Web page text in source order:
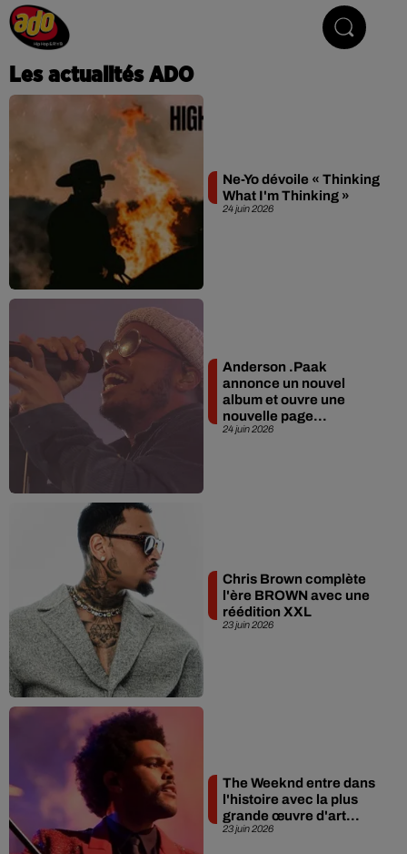
Les actualités ADO
24 juin 2026
Ne-Yo dévoile « Thinking
What I'm Thinking »
24 juin 2026
Anderson .Paak
annonce un nouvel
album et ouvre une
nouvelle page...
23 juin 2026
Chris Brown complète
l'ère BROWN avec une
réédition XXL
23 juin 2026
The Weeknd entre dans
l'histoire avec la plus
grande œuvre d'art...